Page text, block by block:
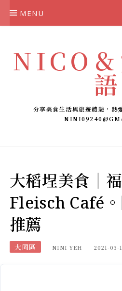
MENU
NICO＆
語
分享美食生活與旅遊體驗，熱
大稻埕美食｜
Fleisch Café
推薦
大同區 NINI YEH 2021-03-